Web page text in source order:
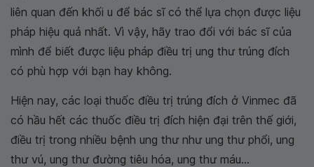
liên quan đến khối u để bác sĩ có thể lựa chọn được liệu
pháp hiệu quả nhất. Vì vậy, hãy trao đổi với bác sĩ của
mình để biết được liệu pháp điều trị ung thư trúng đích
có phù hợp với bạn hay không.
Hiện nay, các loại thuốc điều trị trúng đích ở Vinmec đã
có hầu hết các thuốc điều trị đích hiện đại trên thế giới,
điều trị trong nhiều bệnh ung thư như ung thư phổi, ung
thư vú, ung thư đường tiêu hóa, ung thư máu...